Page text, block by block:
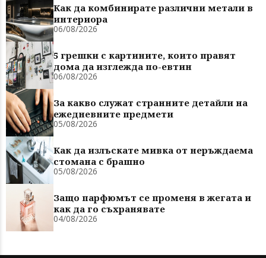
Как да комбинирате различни метали в
интериора
06/08/2026
5 грешки с картините, които правят
дома да изглежда по-евтин
06/08/2026
За какво служат странните детайли на
ежедневните предмети
05/08/2026
Как да излъскате мивка от неръждаема
стомана с брашно
05/08/2026
Защо парфюмът се променя в жегата и
как да го съхранявате
04/08/2026